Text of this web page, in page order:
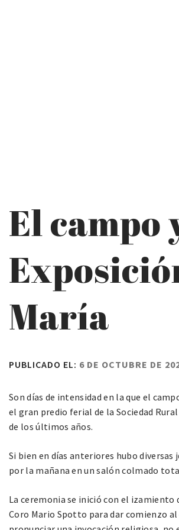
El campo
María
PUBLICADO EL: 6 DE OCTUBRE DE
Son días de intensidad en la que el
el gran predio ferial de la Sociedad
de los últimos años.
Si bien en días anteriores hubo
por la mañana en un salón colmado
La ceremonia se inició con el
Coro Mario Spotto para dar comienzo